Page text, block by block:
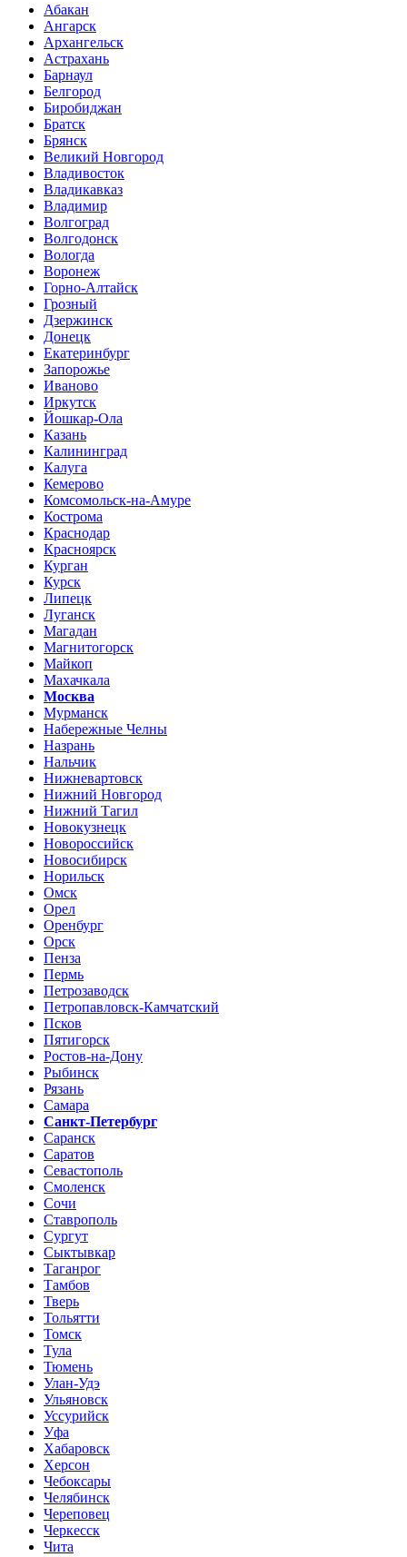
Абакан
Ангарск
Архангельск
Астрахань
Барнаул
Белгород
Биробиджан
Братск
Брянск
Великий Новгород
Владивосток
Владикавказ
Владимир
Волгоград
Волгодонск
Вологда
Воронеж
Горно-Алтайск
Грозный
Дзержинск
Донецк
Екатеринбург
Запорожье
Иваново
Иркутск
Йошкар-Ола
Казань
Калининград
Калуга
Кемерово
Комсомольск-на-Амуре
Кострома
Краснодар
Красноярск
Курган
Курск
Липецк
Луганск
Магадан
Магнитогорск
Майкоп
Махачкала
Москва
Мурманск
Набережные Челны
Назрань
Нальчик
Нижневартовск
Нижний Новгород
Нижний Тагил
Новокузнецк
Новороссийск
Новосибирск
Норильск
Омск
Орел
Оренбург
Орск
Пенза
Пермь
Петрозаводск
Петропавловск-Камчатский
Псков
Пятигорск
Ростов-на-Дону
Рыбинск
Рязань
Самара
Санкт-Петербург
Саранск
Саратов
Севастополь
Смоленск
Сочи
Ставрополь
Сургут
Сыктывкар
Таганрог
Тамбов
Тверь
Тольятти
Томск
Тула
Тюмень
Улан-Удэ
Ульяновск
Уссурийск
Уфа
Хабаровск
Херсон
Чебоксары
Челябинск
Череповец
Черкесск
Чита